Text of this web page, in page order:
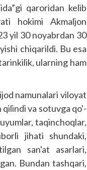
qaroridan kelib
hokimi Akmaljon
yil 30 noyabrdan 30
chiqarildi. Bu esa
ularning ham
namunalari viloyat
qilindi va sotuvga qo'­
taqinchoqlar,
jihati shundaki,
san'at asarlari,
Bundan tashqari,